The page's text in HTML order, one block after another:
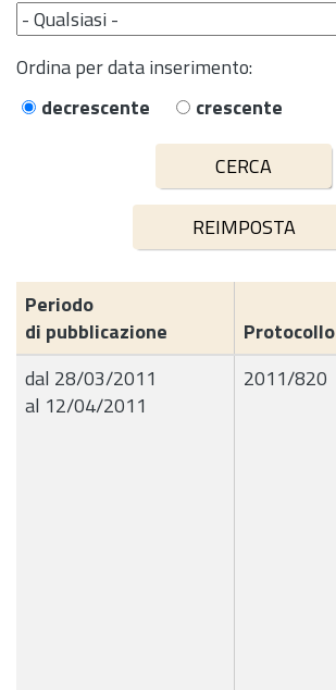
Ordina per data inserimento:
decrescente
crescente
Periodo
di pubblicazione
Protocollo
dal 28/03/2011
al 12/04/2011
2011/820